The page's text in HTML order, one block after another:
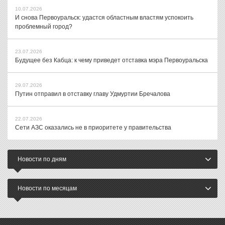
10.07.2026
И снова Первоуральск: удастся областным властям успокоить
проблемный город?
23.07.2026
Будущее без Кабца: к чему приведет отставка мэра Первоуральска
29.07.2026
Путин отправил в отставку главу Удмуртии Бречалова
22.07.2026
Сети АЗС оказались не в приоритете у правительства
Новости по дням
Новости по месяцам